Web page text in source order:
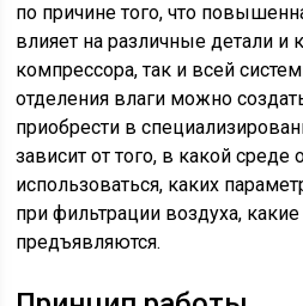
по причине того, что
влияет на различные детали и
компрессора, так и всей
отделения влаги можно
приобрести в
зависит от того, в какой среде
использоваться, каких
при фильтрации воздуха,
предъявляются.